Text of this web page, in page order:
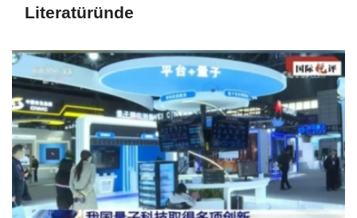
Literatüründe